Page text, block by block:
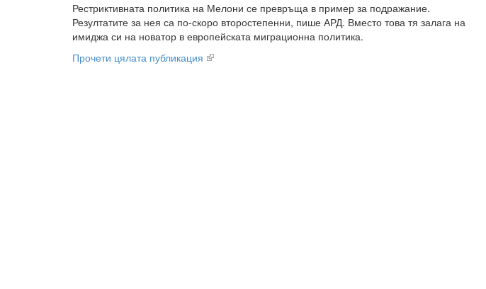
Рестриктивната политика на Мелони се превръща в пример за подражание.
Резултатите за нея са по-скоро второстепенни, пише АРД. Вместо това тя залага на
имиджа си на новатор в европейската миграционна политика.
Прочети цялата публикация